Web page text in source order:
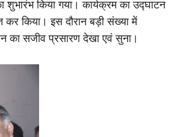
शुभारंभ किया गया। कार्यक्रम का उद्घाटन
कर किया। इस दौरान बड़ी संख्या में
का सजीव प्रसारण देखा एवं सुना।